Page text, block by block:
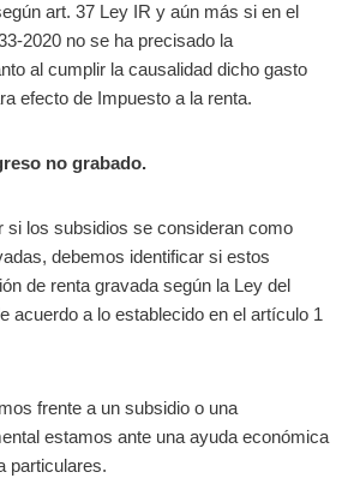
art. 37 Ley IR y aún más si en el
2020 no se ha precisado la
al cumplir la causalidad dicho gasto
efecto de Impuesto a la renta.
no grabado.
si los subsidios se consideran como
debemos identificar si estos
de renta gravada según la Ley del
acuerdo a lo establecido en el artículo 1
frente a un subsidio o una
estamos ante una ayuda económica
particulares.